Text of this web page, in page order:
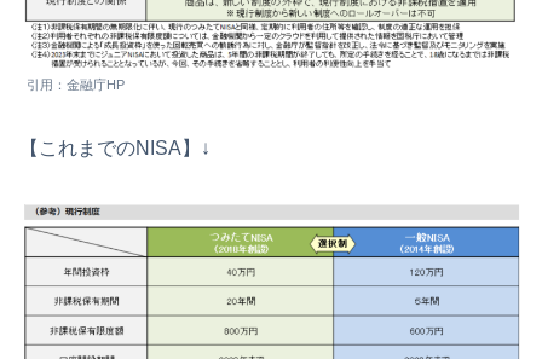
引用：金融庁HP
【これまでのNISA】↓